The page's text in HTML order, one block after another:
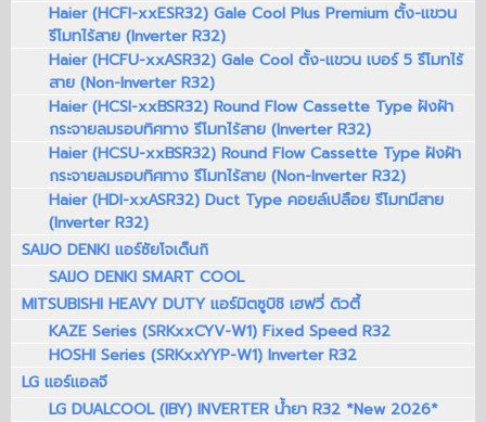
Haier (HCFI-xxESR32) Gale Cool Plus Premium ตั้ง-แขวน
รีโมทไร้สาย (Inverter R32)
Haier (HCFU-xxASR32) Gale Cool ตั้ง-แขวน เบอร์ 5 รีโมทไร้
สาย (Non-Inverter R32)
Haier (HCSI-xxBSR32) Round Flow Cassette Type ฝังฝ้า
กระจายลมรอบทิศทาง รีโมทไร้สาย (Inverter R32)
Haier (HCSU-xxBSR32) Round Flow Cassette Type ฝังฝ้า
กระจายลมรอบทิศทาง รีโมทไร้สาย (Non-Inverter R32)
Haier (HDI-xxASR32) Duct Type คอยล์เปลือย รีโมทมีสาย
(Inverter R32)
SAIJO DENKI แอร์ซัยโจเด็นกิ
SAIJO DENKI SMART COOL
MITSUBISHI HEAVY DUTY แอร์มิตซูบิชิ เฮฟวี่ ดิวตี้
KAZE Series (SRKxxCYV-W1) Fixed Speed R32
HOSHI Series (SRKxxYYP-W1) Inverter R32
LG แอร์แอลจี
LG DUALCOOL (IBY) INVERTER น้ำยา R32 *New 2026*